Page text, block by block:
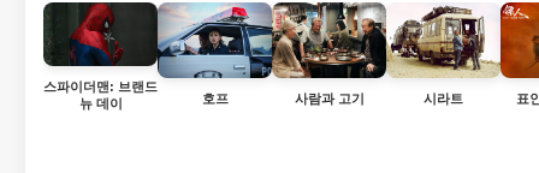
스파이더맨: 브랜드
뉴 데이
호프 사람과 고기 시라트 표